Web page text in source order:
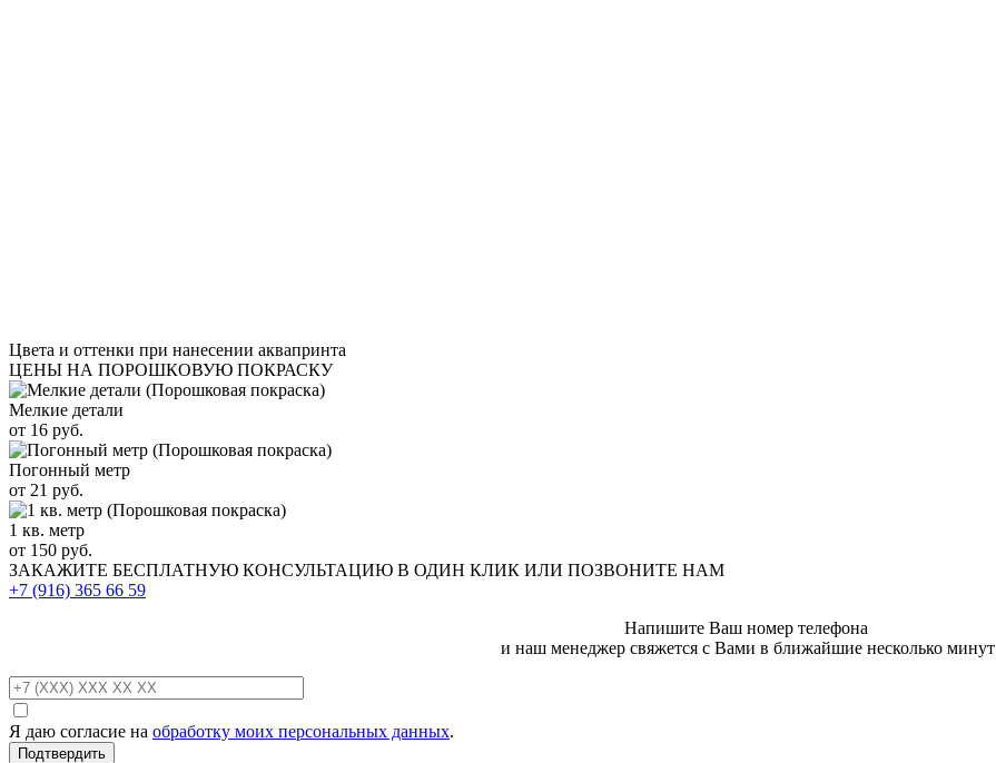
Цвета и оттенки при нанесении аквапринта
ЦЕНЫ НА ПОРОШКОВУЮ ПОКРАСКУ
Мелкие детали
от 16 руб.
Погонный метр
от 21 руб.
1 кв. метр
от 150 руб.
ЗАКАЖИТЕ БЕСПЛАТНУЮ КОНСУЛЬТАЦИЮ В ОДИН КЛИК ИЛИ ПОЗВОНИТЕ НАМ
+7 (916) 365 66 59
Напишите Ваш номер телефона
и наш менеджер свяжется с Вами в ближайшие несколько минут
Я даю согласие на обработку моих персональных данных.